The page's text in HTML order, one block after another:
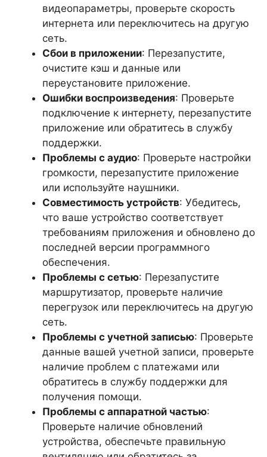
видеопараметры, проверьте скорость
интернета или переключитесь на другую
сеть.
Сбои в приложении: Перезапустите,
очистите кэш и данные или
переустановите приложение.
Ошибки воспроизведения: Проверьте
подключение к интернету, перезапустите
приложение или обратитесь в службу
поддержки.
Проблемы с аудио: Проверьте настройки
громкости, перезапустите приложение
или используйте наушники.
Совместимость устройств: Убедитесь,
что ваше устройство соответствует
требованиям приложения и обновлено до
последней версии программного
обеспечения.
Проблемы с сетью: Перезапустите
маршрутизатор, проверьте наличие
перегрузок или переключитесь на другую
сеть.
Проблемы с учетной записью: Проверьте
данные вашей учетной записи, проверьте
наличие проблем с платежами или
обратитесь в службу поддержки для
получения помощи.
Проблемы с аппаратной частью:
Проверьте наличие обновлений
устройства, обеспечьте правильную